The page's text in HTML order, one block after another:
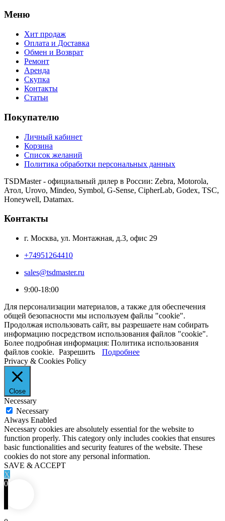
Меню
Хит продаж
Оплата и Доставка
Обмен и Возврат
Ремонт
Аренда
Скупка
Контакты
Статьи
Покупателю
Личный кабинет
Корзина
Список желаний
Политика обработки персональных данных
TSDMaster - официальный дилер в России: Zebra, Motorola,
Атол, Urovo, Mindeo, Symbol, G-Sense, CipherLab, Godex, TSC,
Honeywell, Datamax.
Контакты
г. Москва, ул. Монтажная, д.3, офис 29
+74951264410
sales@tsdmaster.ru
9:00-18:00
Для персонализации материалов, а также для обеспечения
общей безопасности мы используем файлы "cookie".
Продолжая использовать сайт, вы разрешаете нам собирать
информацию посредством использования файлов "cookie".
Более подробная информация: Политика использования
файлов cookie. Разрешить
Подробнее
Privacy & Cookies Policy
Close
Necessary
Necessary
Always Enabled
Necessary cookies are absolutely essential for the website to
function properly. This category only includes cookies that ensures
basic functionalities and security features of the website. These
cookies do not store any personal information.
SAVE & ACCEPT
X
0